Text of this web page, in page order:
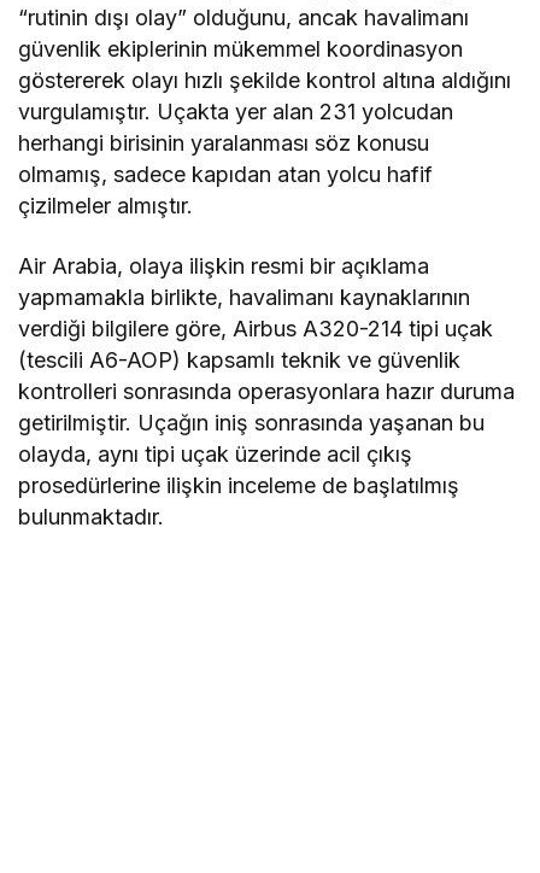
“rutinin dışı olay” olduğunu, ancak havalimanı
güvenlik ekiplerinin mükemmel koordinasyon
göstererek olayı hızlı şekilde kontrol altına aldığını
vurgulamıştır. Uçakta yer alan 231 yolcudan
herhangi birisinin yaralanması söz konusu
olmamış, sadece kapıdan atan yolcu hafif
çizilmeler almıştır.
Air Arabia, olaya ilişkin resmi bir açıklama
yapmamakla birlikte, havalimanı kaynaklarının
verdiği bilgilere göre, Airbus A320-214 tipi uçak
(tescili A6-AOP) kapsamlı teknik ve güvenlik
kontrolleri sonrasında operasyonlara hazır duruma
getirilmiştir. Uçağın iniş sonrasında yaşanan bu
olayda, aynı tipi uçak üzerinde acil çıkış
prosedürlerine ilişkin inceleme de başlatılmış
bulunmaktadır.